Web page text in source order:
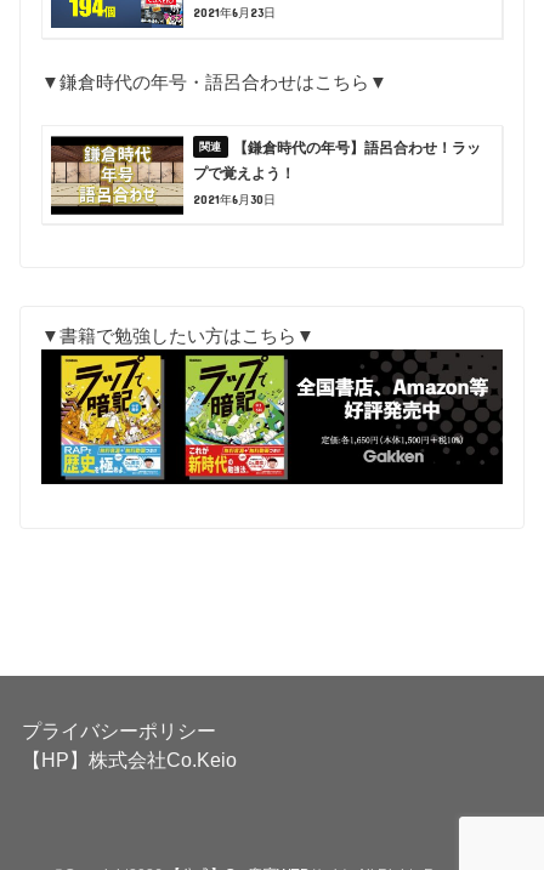
2021年6月23日
▼鎌倉時代の年号・語呂合わせはこちら▼
【鎌倉時代の年号】語呂合わせ！ラッ
プで覚えよう！
2021年6月30日
▼書籍で勉強したい方はこちら▼
プライバシーポリシー
【HP】株式会社Co.Keio